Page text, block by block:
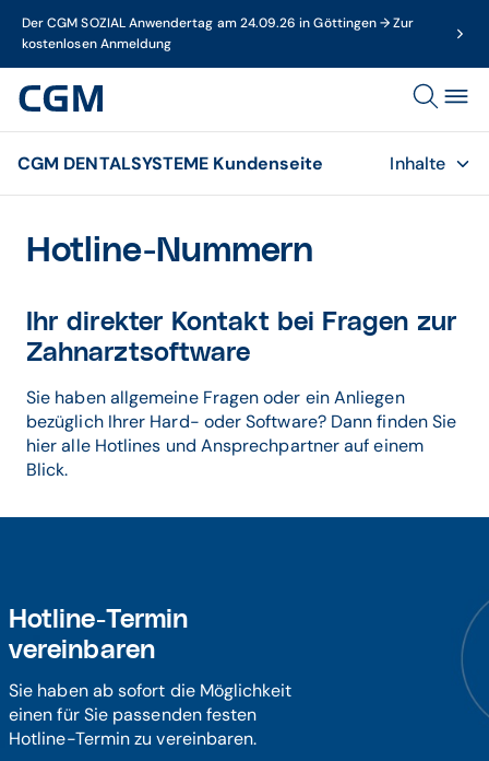
Der CGM SOZIAL Anwendertag am 24.09.26 in Göttingen → Zur
kostenlosen Anmeldung
CGM DENTALSYSTEME Kundenseite Inhalte
Hotline-Nummern
Ihr direkter Kontakt bei Fragen zur
Zahnarztsoftware
Sie haben allgemeine Fragen oder ein Anliegen
bezüglich Ihrer Hard- oder Software? Dann finden Sie
hier alle Hotlines und Ansprechpartner auf einem
Blick.
Hotline-Termin
vereinbaren
Sie haben ab sofort die Möglichkeit
einen für Sie passenden festen
Hotline-Termin zu vereinbaren.